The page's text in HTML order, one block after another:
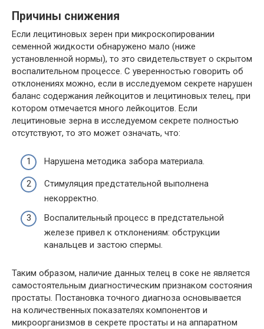
Причины снижения
Если лецитиновых зерен при микроскопировании
семенной жидкости обнаружено мало (ниже
установленной нормы), то это свидетельствует о скрытом
воспалительном процессе. С уверенностью говорить об
отклонениях можно, если в исследуемом секрете нарушен
баланс содержания лейкоцитов и лецитиновых телец, при
котором отмечается много лейкоцитов. Если
лецитиновые зерна в исследуемом секрете полностью
отсутствуют, то это может означать, что:
Нарушена методика забора материала.
Стимуляция предстательной выполнена
некорректно.
Воспалительный процесс в предстательной
железе привел к отклонениям: обструкции
канальцев и застою спермы.
Таким образом, наличие данных телец в соке не является
самостоятельным диагностическим признаком состояния
простаты. Постановка точного диагноза основывается
на количественных показателях компонентов и
микроорганизмов в секрете простаты и на аппаратном